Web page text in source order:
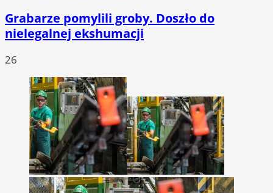
Grabarze pomylili groby. Doszło do
nielegalnej ekshumacji
26